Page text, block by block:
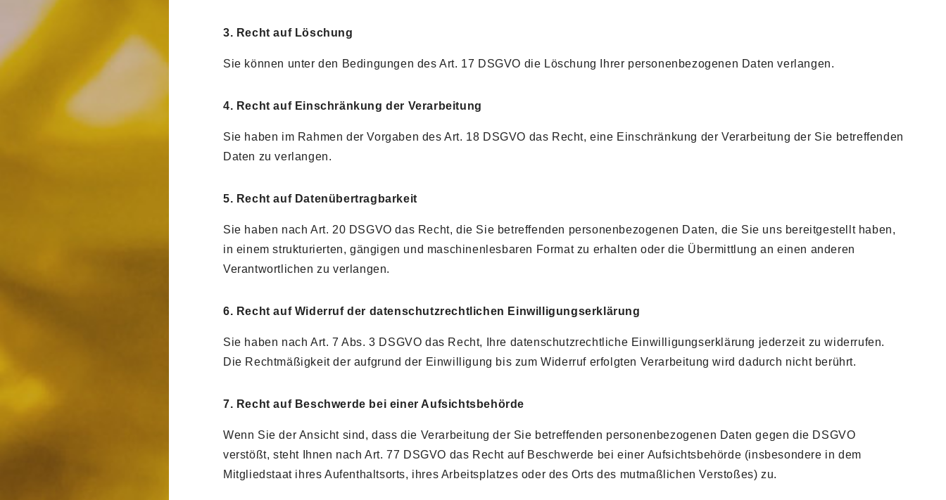
3. Recht auf Löschung
Sie können unter den Bedingungen des Art. 17 DSGVO die Löschung Ihrer personenbezogenen Daten verlangen.
4. Recht auf Einschränkung der Verarbeitung
Sie haben im Rahmen der Vorgaben des Art. 18 DSGVO das Recht, eine Einschränkung der Verarbeitung der Sie betreffenden
Daten zu verlangen.
5. Recht auf Datenübertragbarkeit
Sie haben nach Art. 20 DSGVO das Recht, die Sie betreffenden personenbezogenen Daten, die Sie uns bereitgestellt haben,
in einem strukturierten, gängigen und maschinenlesbaren Format zu erhalten oder die Übermittlung an einen anderen
Verantwortlichen zu verlangen.
6. Recht auf Widerruf der datenschutzrechtlichen Einwilligungserklärung
Sie haben nach Art. 7 Abs. 3 DSGVO das Recht, Ihre datenschutzrechtliche Einwilligungserklärung jederzeit zu widerrufen.
Die Rechtmäßigkeit der aufgrund der Einwilligung bis zum Widerruf erfolgten Verarbeitung wird dadurch nicht berührt.
7. Recht auf Beschwerde bei einer Aufsichtsbehörde
Wenn Sie der Ansicht sind, dass die Verarbeitung der Sie betreffenden personenbezogenen Daten gegen die DSGVO
verstößt, steht Ihnen nach Art. 77 DSGVO das Recht auf Beschwerde bei einer Aufsichtsbehörde (insbesondere in dem
Mitgliedstaat ihres Aufenthaltsorts, ihres Arbeitsplatzes oder des Orts des mutmaßlichen Verstoßes) zu.